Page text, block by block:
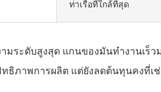
ท่าเรือที่ใกล้ที่สุด
มระดับสูงสุด แกนของมันทำงานเ
ภาพการผลิต แต่ยังลดต้นทุนคงที่